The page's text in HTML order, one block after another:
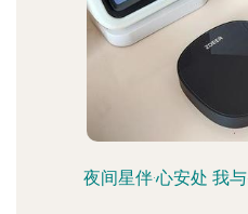
夜间星伴·心安处 我